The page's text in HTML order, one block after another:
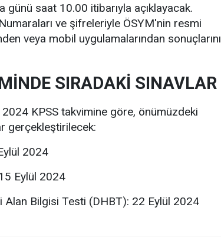
saat 10.00 itibarıyla açıklayacak.
ve şifreleriyle ÖSYM'nin resmi
veya mobil uygulamalarından sonuçlarını
SIRADAKİ SINAVLAR
2024 KPSS takvimine göre, önümüzdeki
gerçekleştirilecek:
2024
Eylül 2024
Alan Bilgisi Testi (DHBT): 22 Eylül 2024